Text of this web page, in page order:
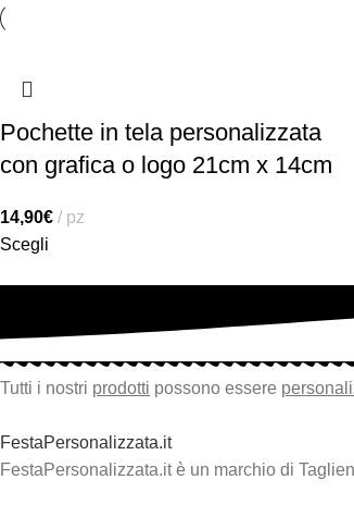
Pochette in tela personalizzata
con grafica o logo 21cm x 14cm
14,90€
pz
Scegli
Tutti i nostri prodotti possono essere
FestaPersonalizzata.it
FestaPersonalizzata.it è un marchio di